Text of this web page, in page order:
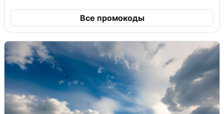
Все промокоды